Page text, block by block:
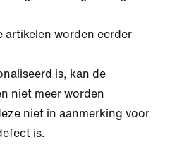
artikelen worden eerder
is, kan de
niet meer worden
niet in aanmerking voor
is.